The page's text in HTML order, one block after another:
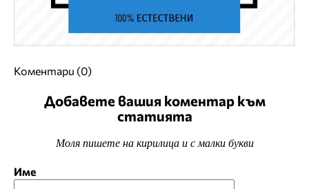
Коментари (0)
Добавете вашия коментар към
статията
Моля пишете на кирилица и с малки букви
Име